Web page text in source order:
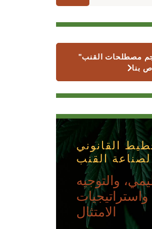
مصطلحات القنب"
بنا
القانوني
لصناعة القنب
والتوجيه
الامتثال